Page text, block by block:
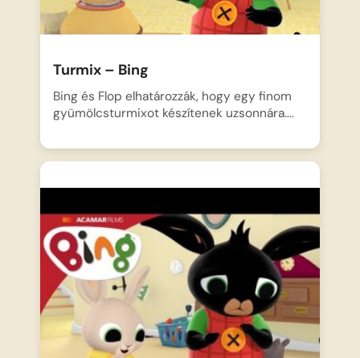
Turmix – Bing
Bing és Flop elhatározzák, hogy egy finom
gyümölcsturmixot készítenek uzsonnára….